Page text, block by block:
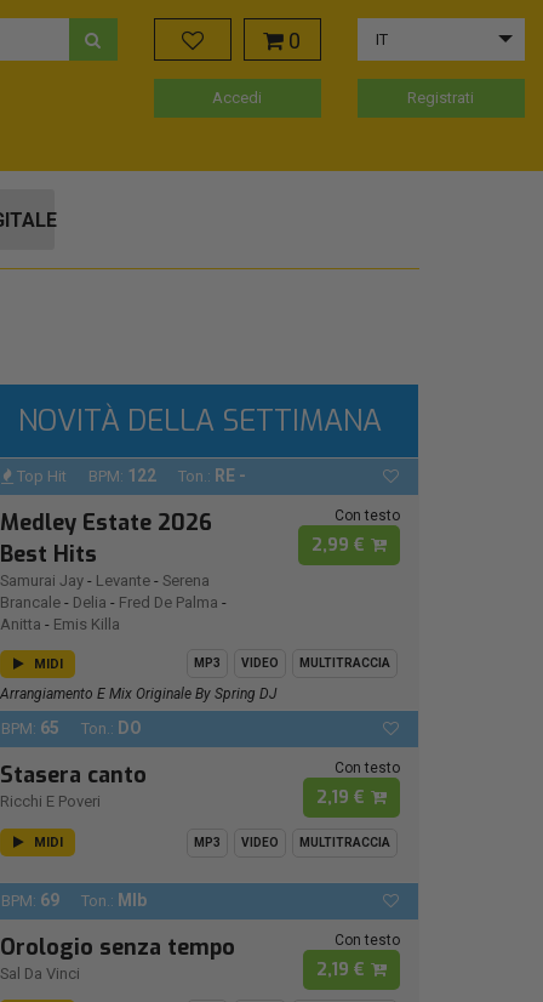
0 IT
Accedi Registrati
NOVITÀ DELLA SETTIMANA
Top Hit BPM: 122 Ton.: RE -
Medley Estate 2026
Best Hits
Samurai Jay - Levante - Serena
Brancale - Delia - Fred De Palma -
Anitta - Emis Killa
Con testo
2,99 €
MIDI MP3 VIDEO MULTITRACCIA
Arrangiamento E Mix Originale By Spring DJ
BPM: 65 Ton.: DO
Stasera canto
Ricchi E Poveri
Con testo
2,19 €
MIDI MP3 VIDEO MULTITRACCIA
BPM: 69 Ton.: MIb
Orologio senza tempo
Sal Da Vinci
Con testo
2,19 €